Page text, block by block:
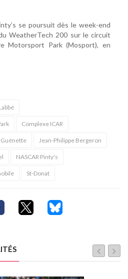
se poursuit dès le week-end
WeatherTech 200 sur le circuit
Motorsport Park (Mosport), en
Complexe ICAR
Guénette Jean-Philippe Bergeron
NASCAR Pinty's
St-Donat